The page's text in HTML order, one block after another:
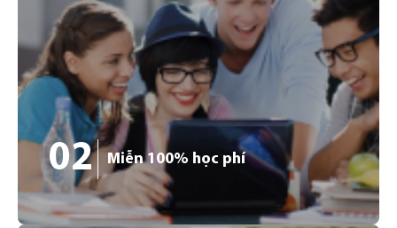
01
Đức hiện có hơn 400 trường Đại học cùng hơn 1.800
chương trình học với chất lượng đào tạo hàng đầu thế
giới và bằng cấp được công nhận toàn cầu. Đức là lựa
chọn lý tưởng của nhiều du học sinh quốc tế.
02 Miễn 100% học phí